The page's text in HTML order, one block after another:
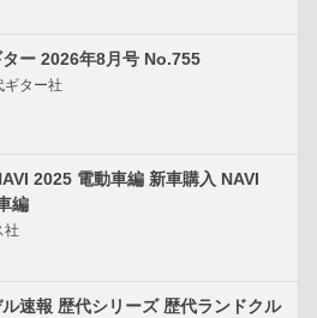
ター 2026年8月号 No.755
ギター社
2025 電動車編 新車購入 NAVI
編
社
速報 歴代シリーズ 歴代ランドクル